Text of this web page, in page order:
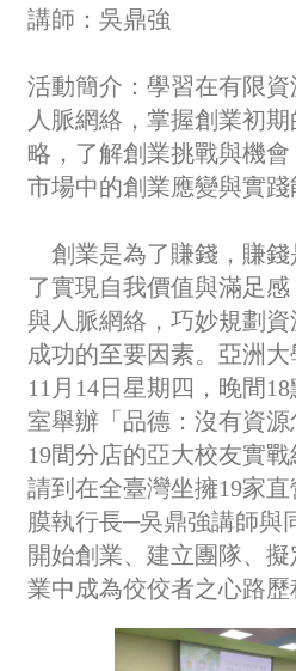
講師：吳鼎強
活動簡介： 學習在有限
人脈網絡，掌握創業初
略，了解創業挑戰與機
市場中的創業應變與實踐
創業是為了賺錢，賺
了實現自我價值與滿足
與人脈網絡，巧妙規劃
成功的至要因素。亞洲
11月14日星期四，晚間
室舉辦「品德：沒有資
19間分店的亞大校友實
請到在全臺灣坐擁19家
膜執行長─吳鼎強講師與
開始創業、建立團隊、
業中成為佼佼者之心路歷